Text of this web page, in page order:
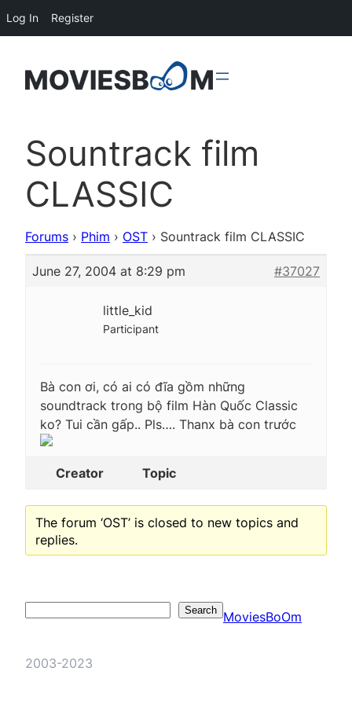
Sountrack film
CLASSIC
Forums › Phim › OST › Sountrack film CLASSIC
June 27, 2004 at 8:29 pm #37027
little_kid
Participant
Bà con ơi, có ai có đĩa gồm những
soundtrack trong bộ film Hàn Quốc Classic
ko? Tui cần gấp.. Pls…. Thanx bà con trước
Creator Topic
The forum ‘OST’ is closed to new topics and
replies.
Search MoviesBoOm
2003-2023
Log In Register